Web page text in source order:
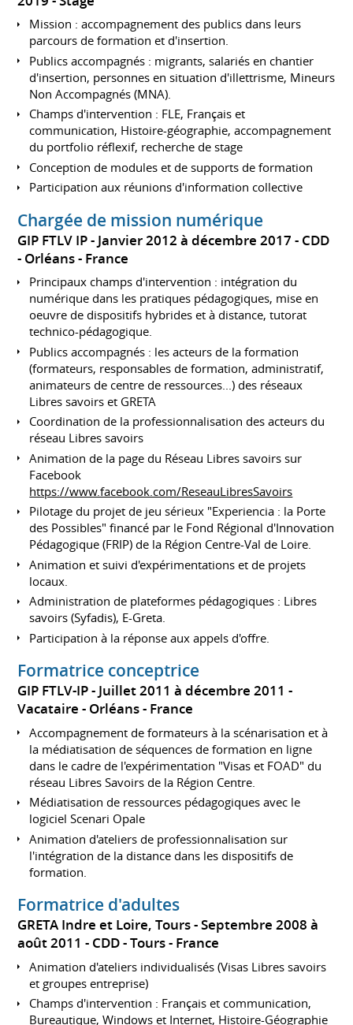
Mission : accompagnement des publics dans leurs
parcours de formation et d'insertion.
Publics accompagnés : migrants, salariés en chantier
d'insertion, personnes en situation d'illettrisme, Mineurs
Non Accompagnés (MNA).
Champs d'intervention : FLE, Français et
communication, Histoire-géographie, accompagnement
du portfolio réflexif, recherche de stage
Conception de modules et de supports de formation
Participation aux réunions d'information collective
Chargée de mission numérique
GIP FTLV IP Janvier 2012 à décembre 2017 CDD
Orléans
France
Principaux champs d'intervention : intégration du
numérique dans les pratiques pédagogiques, mise en
oeuvre de dispositifs hybrides et à distance, tutorat
technico-pédagogique.
Publics accompagnés : les acteurs de la formation
(formateurs, responsables de formation, administratif,
animateurs de centre de ressources...) des réseaux
Libres savoirs et GRETA
Coordination de la professionnalisation des acteurs du
réseau Libres savoirs
Animation de la page du Réseau Libres savoirs sur
Facebook
https://www.facebook.com/ReseauLibresSavoirs
Pilotage du projet de jeu sérieux "Experiencia : la Porte
des Possibles" financé par le Fond Régional d'Innovation
Pédagogique (FRIP) de la Région Centre-Val de Loire.
Animation et suivi d'expérimentations et de projets
locaux.
Administration de plateformes pédagogiques : Libres
savoirs (Syfadis), E-Greta.
Participation à la réponse aux appels d'offre.
Formatrice conceptrice
GIP FTLV-IP
Juillet 2011 à décembre 2011
Vacataire
Orléans France
Accompagnement de formateurs à la scénarisation et à
la médiatisation de séquences de formation en ligne
dans le cadre de l'expérimentation "Visas et FOAD" du
réseau Libres Savoirs de la Région Centre.
Médiatisation de ressources pédagogiques avec le
logiciel Scenari Opale
Animation d'ateliers de professionnalisation sur
l'intégration de la distance dans les dispositifs de
formation.
Formatrice d'adultes
GRETA Indre et Loire, Tours
Septembre 2008 à
août 2011 CDD Tours France
Animation d'ateliers individualisés (Visas Libres savoirs
et groupes entreprise)
Champs d'intervention : Français et communication,
Bureautique, Windows et Internet, Histoire-Géographie